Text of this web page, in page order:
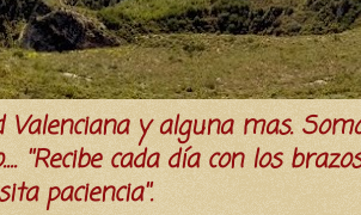
y alguna mas.
cada día con los
paciencia''.